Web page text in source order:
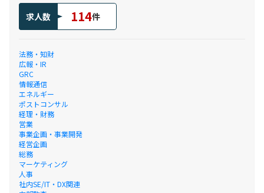
求人数 114件
法務・知財
広報・IR
GRC
情報通信
エネルギー
ポストコンサル
経理・財務
営業
事業企画・事業開発
経営企画
総務
マーケティング
人事
社内SE/IT・DX関連